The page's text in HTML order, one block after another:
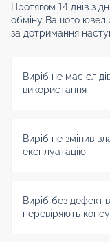
Протягом 14 днів з
обміну Вашого
за дотримання
Виріб не має
використання
Виріб не змінив
експлуатацію
Виріб без
перевіряють